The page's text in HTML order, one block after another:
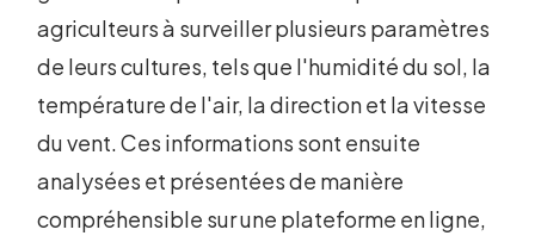
agriculteurs à surveiller plusieurs paramètres
de leurs cultures, tels que l'humidité du sol, la
température de l'air, la direction et la vitesse
du vent. Ces informations sont ensuite
analysées et présentées de manière
compréhensible sur une plateforme en ligne,